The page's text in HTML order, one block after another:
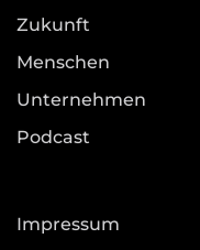
Zukunft
Menschen
Unternehmen
Podcast
Impressum